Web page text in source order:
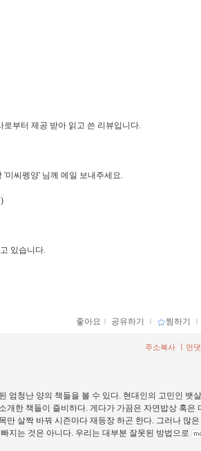
부터 제공 받아 읽고 쓴 리뷰입니다.
미씨펭양' 님께 메일 보내주세요.
있습니다.
좋아요 ｌ 공유하기 ｌ 찜하기 ｌ
먼
주소복사
엄청난 양의 책들을 볼 수 있다. 현대인의 고민인 뱃
개한 책들이 즐비하다. 게다가 가끔은 자연밥상 혹은
살짝 바꿔 시즌마다 재등장 하곤 한다. 그러나 많은
지는 것은 아니다. 우리는 대부분 잘못된 방법으로